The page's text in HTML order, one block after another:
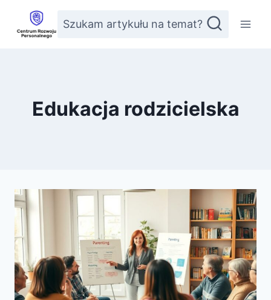
Przejdź
treści
Szukam artykułu na temat?
Edukacja rodzicielska